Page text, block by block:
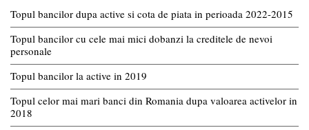
Topul bancilor dupa active si cota de piata in perioada 2022-2015
Topul bancilor cu cele mai mici dobanzi la creditele de nevoi
personale
Topul bancilor la active in 2019
Topul celor mai mari banci din Romania dupa valoarea activelor in
2018